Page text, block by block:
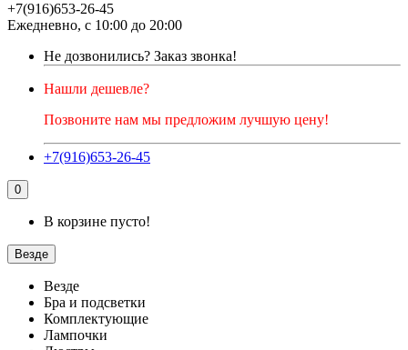
+7(916)653-26-45
Ежедневно, с 10:00 до 20:00
Не дозвонились? Заказ звонка!
Нашли дешевле?
Позвоните нам мы предложим лучшую цену!
+7(916)653-26-45
0
В корзине пусто!
Везде
Везде
Бра и подсветки
Комплектующие
Лампочки